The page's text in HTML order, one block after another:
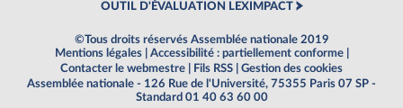
OUTIL D'ÉVALUATION LEXIMPACT
©Tous droits réservés Assemblée nationale 2019
Mentions légales
Accessibilité : partiellement conforme
Contacter le webmestre
Fils RSS
Gestion des cookies
Assemblée nationale - 126 Rue de l'Université, 75355 Paris 07 SP -
Standard 01 40 63 60 00